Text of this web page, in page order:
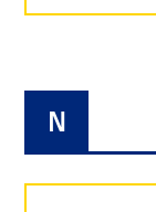
N